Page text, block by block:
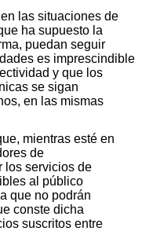
las situaciones de
ha supuesto la
puedan seguir
es imprescindible
y que los
se sigan
en las mismas
mientras esté en
de
los servicios de
al público
que no podrán
conste dicha
suscritos entre